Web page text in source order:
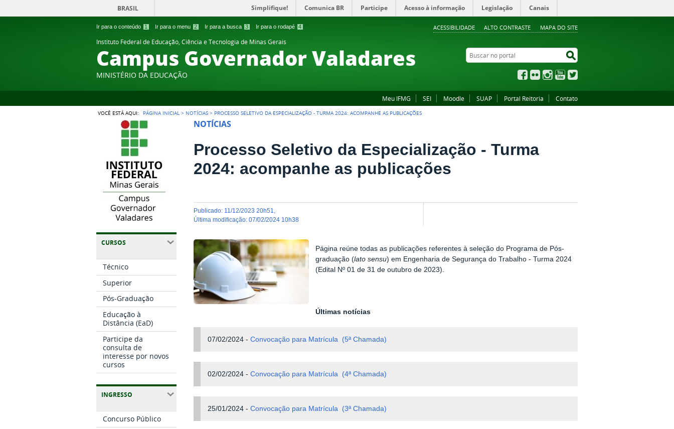
Ir para o conteúdo 1 Ir para o menu 2 Ir para a busca 3 Ir para o rodapé 4 ACESSIBILIDADE ALTO CONTRASTE MAPA DO SITE
BRASIL Simplifique! Comunica BR Participe Acesso à informação Legislação Canais
Instituto Federal de Educação, Ciência e Tecnologia de Minas Gerais
Campus Governador Valadares
MINISTÉRIO DA EDUCAÇÃO
Buscar no portal
Facebook
Flickr InstagramYouTube
Meu IFMG SEI Moodle SUAP Portal Reitoria Contato
VOCÊ ESTÁ AQUI: PÁGINA INICIAL > NOTÍCIAS > PROCESSO SELETIVO DA ESPECIALIZAÇÃO - TURMA 2024: ACOMPANHE AS PUBLICAÇÕES
CURSOS
Técnico
Superior
Pós-Graduação
Educação à
Distância (EaD)
Participe da
consulta de
interesse por novos
cursos
INGRESSO
Concurso Público
NOTÍCIAS
Processo Seletivo da Especialização - Turma
2024: acompanhe as publicações
publicado: 11/12/2023 20h51
última modificação:07/02/2024 10h38
Página reúne todas as publicações referentes à seleção do Programa de Pós-
graduação (lato sensu) em Engenharia de Segurança do Trabalho - Turma 2024
(Edital Nº 01 de 31 de outubro de 2023).
Últimas notícias
07/02/2024 - Convocação para Matrícula (5ª Chamada)
02/02/2024 - Convocação para Matrícula (4ª Chamada)
25/01/2024 - Convocação para Matrícula (3ª Chamada)